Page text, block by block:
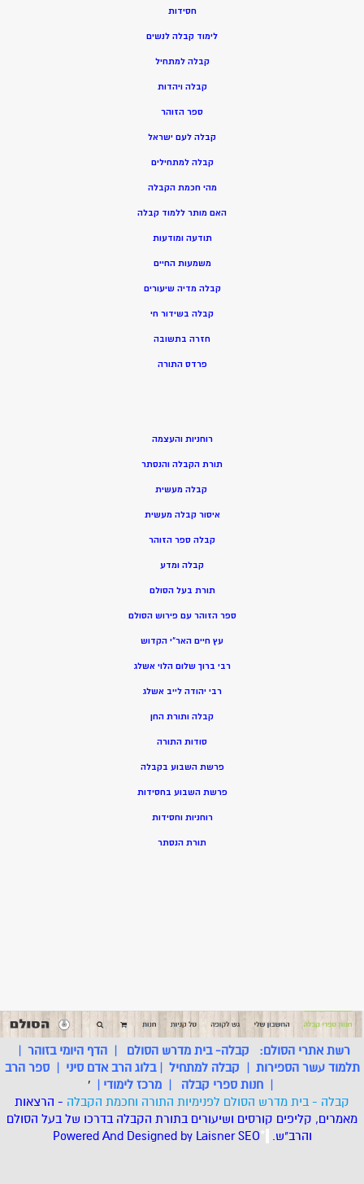
חסידות
לימוד קבלה לנשים
קבלה למתחיל
קבלה ויהדות
ספר הזוהר
קבלה לעם ישראל
קבלה למתחילים
מהי חכמת הקבלה
האם מותר ללמוד קבלה
תודעה ומודעות
משמעות החיים
קבלה מדיה שיעורים
קבלה בשידור חי
חזרה בתשובה
פרדס התורה
רוחניות והעצמה
תורת הקבלה והנסתר
קבלה מעשית
איסור קבלה מעשית
קבלה ספר הזוהר
קבלה ומדע
תורת בעל הסולם
ספר הזוהר עם פירוש הסולם
עץ חיים האר”י הקדוש
רבי ברוך שלום הלוי אשלג
רבי יהודה לייב אשלג
קבלה ותורת החן
סודות התורה
פרשת השבוע בקבלה
פרשת השבוע בחסידות
רוחניות וחסידות
תורת הנסתר
רשת אתרי הסולם: קבלה- בית מדרש הסולם |הדף היומי בזוהר |
תלמוד עשר הספירות | קבלה למתחיל |בלוג הרב אדם סיני |ספר הרב
| חנות ספרי קבלה | מרכז לימודי |
'
קבלה - בית מדרש הסולם לפנימיות התורה וחכמת הקבלה - הרצאות
מאמרים, קליפים קורסים ושיעורים בתורת הקבלה בדרכו של בעל הסולם
והרב"ש. *
Powered And Designed by LaisnerSEO